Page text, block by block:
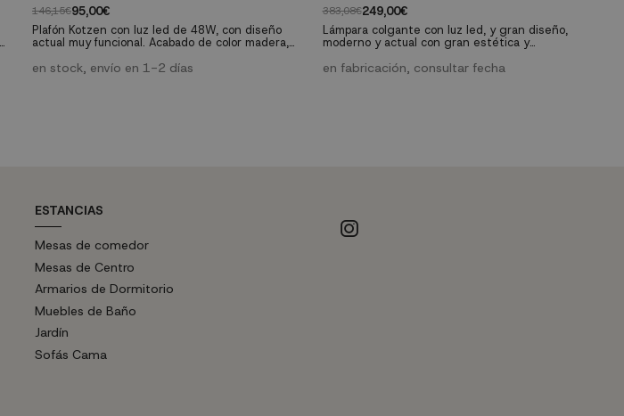
146,15€95,00€
Plafón Kotzen con luz led de 48W, con diseño
actual muy funcional. Acabado de color madera,
distancia incluido que puedes instalar en
en stock, envío en 1-2 días
383,08€249,00€
Lámpara colgante con luz led, y gran diseño,
moderno y actual con gran estética y
madera, con luz de intensidad y color regulable,
en fabricación, consultar fecha
ESTANCIAS
Mesas de comedor
Mesas de Centro
Armarios de Dormitorio
Muebles de Baño
Jardín
Sofás Cama